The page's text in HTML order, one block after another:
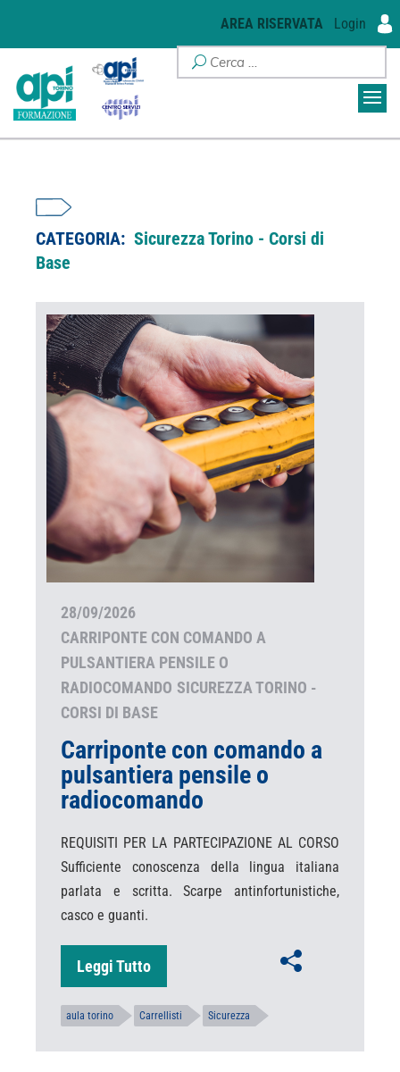
AREA RISERVATA Login
CATEGORIA: Sicurezza Torino - Corsi di
Base
28/09/2026
CARRIPONTE CON COMANDO A
PULSANTIERA PENSILE O
RADIOCOMANDO SICUREZZA TORINO -
CORSI DI BASE
Carriponte con comando a
pulsantiera pensile o
radiocomando
REQUISITI PER LA PARTECIPAZIONE AL CORSO
Sufficiente conoscenza della lingua italiana
parlata e scritta. Scarpe antinfortunistiche,
casco e guanti.
Leggi Tutto
aula torino Carrellisti Sicurezza